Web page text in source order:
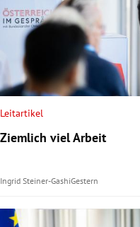
Leitartikel
Ziemlich viel Arbeit
Ingrid Steiner-GashiGestern